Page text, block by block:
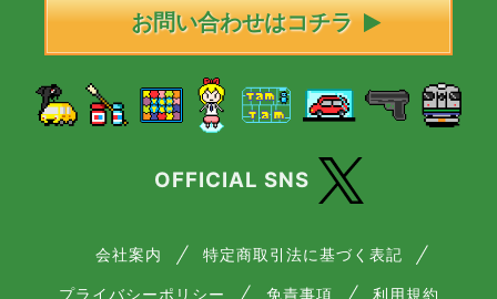
お問い合わせはコチラ
OFFICIAL SNS
会社案内 特定商取引法に基づく表記
プライバシーポリシー 免責事項 利用規約